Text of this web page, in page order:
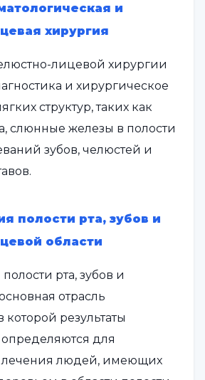
и
хирургия
лицевой хирургии
и хирургическое
структур, таких как
слюнные железы в полости
зубов, челюстей и
полости рта, зубов и
области
рта, зубов и
отрасль
которой результаты
для
лечения людей, имеющих